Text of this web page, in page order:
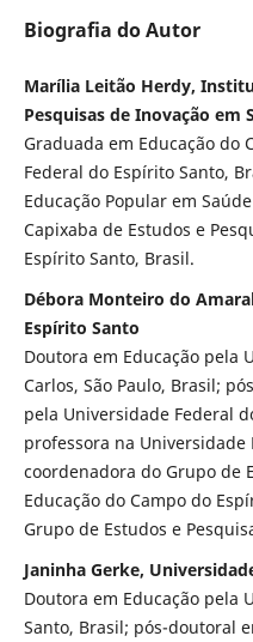
Biografia do Autor
Marília Leitão Herdy,
Pesquisas de Inovação em
Graduada em Educação do
Federal do Espírito Santo,
Educação Popular em
Capixaba de Estudos e
Espírito Santo, Brasil.
Débora Monteiro do
Espírito Santo
Doutora em Educação pela
Carlos, São Paulo, Brasil;
pela Universidade Federal
professora na Universidade
coordenadora do Grupo de
Educação do Campo do
Grupo de Estudos e
Janinha Gerke,
Doutora em Educação pela
Santo, Brasil; pós-doutoral